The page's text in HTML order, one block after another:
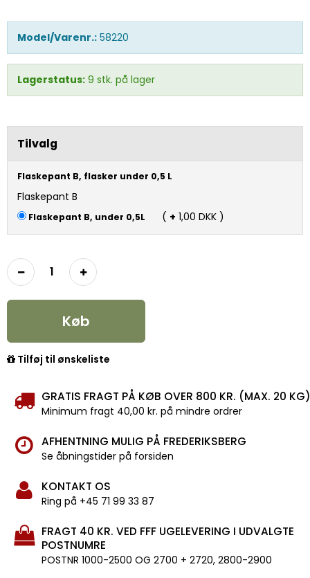
Model/Varenr.: 58220
Lagerstatus: 9 stk. på lager
Tilvalg
Flaskepant B, flasker under 0,5 L
Flaskepant B
Flaskepant B, under 0,5L ( + 1,00 DKK )
Køb
Tilføj til ønskeliste
GRATIS FRAGT PÅ KØB OVER 800 KR. (MAX. 20 KG)
Minimum fragt 40,00 kr. på mindre ordrer
AFHENTNING MULIG PÅ FREDERIKSBERG
Se åbningstider på forsiden
KONTAKT OS
Ring på +45 71 99 33 87
FRAGT 40 KR. VED FFF UGELEVERING I UDVALGTE
POSTNUMRE
POSTNR 1000-2500 OG 2700 + 2720, 2800-2900